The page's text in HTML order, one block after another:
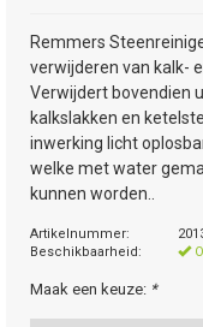
Remmers
verwijderen van kalk-
Verwijdert bovendien
kalkslakken en
inwerking licht
welke met water
kunnen worden..
Artikelnummer:
Beschikbaarheid:
Maak een keuze: *